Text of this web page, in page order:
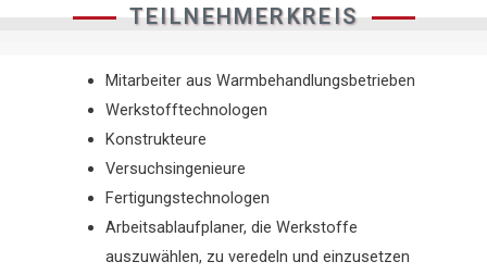
TEILNEHMERKREIS
Mitarbeiter aus Warmbehandlungsbetrieben
Werkstofftechnologen
Konstrukteure
Versuchsingenieure
Fertigungstechnologen
Arbeitsablaufplaner, die Werkstoffe
auszuwählen, zu veredeln und einzusetzen